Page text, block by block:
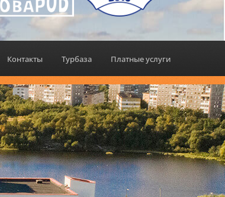
Контакты Турбаза Платные услуги